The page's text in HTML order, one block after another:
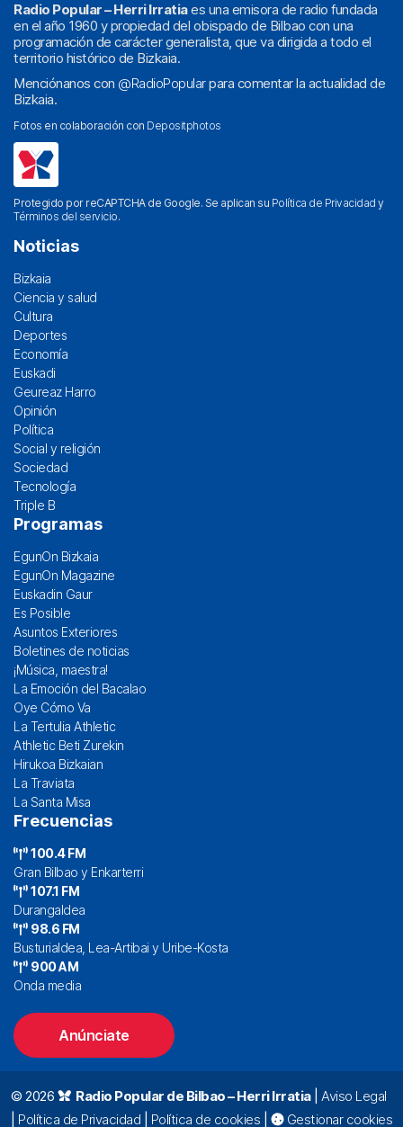
Radio Popular – Herri Irratiaes una emisora de radio fundada
en el año 1960 y propiedad del obispado de Bilbao con una
programación de carácter generalista, que va dirigida a todo el
territorio histórico de Bizkaia.
Menciónanos con @RadioPopularpara comentar la actualidad de
Bizkaia.
Fotos en colaboración con Depositphotos
Protegido por reCAPTCHA de Google. Se aplican su Política de Privacidad y
Términos del servicio.
Noticias
Bizkaia
Ciencia y salud
Cultura
Deportes
Economía
Euskadi
Geureaz Harro
Opinión
Política
Social y religión
Sociedad
Tecnología
Triple B
Programas
EgunOn Bizkaia
EgunOn Magazine
Euskadin Gaur
Es Posible
Asuntos Exteriores
Boletines de noticias
¡Música, maestra!
La Emoción del Bacalao
Oye Cómo Va
La Tertulia Athletic
Athletic Beti Zurekin
Hirukoa Bizkaian
La Traviata
La Santa Misa
Frecuencias
100.4 FM
Gran Bilbao y Enkarterri
107.1 FM
Durangaldea
98.6 FM
Busturialdea, Lea-Artibai y Uribe-Kosta
900 AM
Onda media
Anúnciate
© 2026 Radio Popular de Bilbao – Herri Irratia| Aviso Legal
Política de Privacidad Política de cookies Gestionar cookies